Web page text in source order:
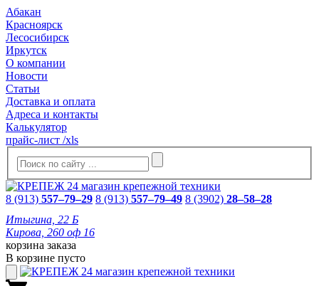
Абакан
Красноярск
Лесосибирск
Иркутск
О компании
Новости
Статьи
Доставка и оплата
Адреса и контакты
Калькулятор
прайс-лист /xls
8 (913) 557–79–29 8 (913) 557–79–49 8 (3902) 28–58–28
Итыгина, 22 Б
Кирова, 260 оф 16
корзина заказа
В корзине пусто